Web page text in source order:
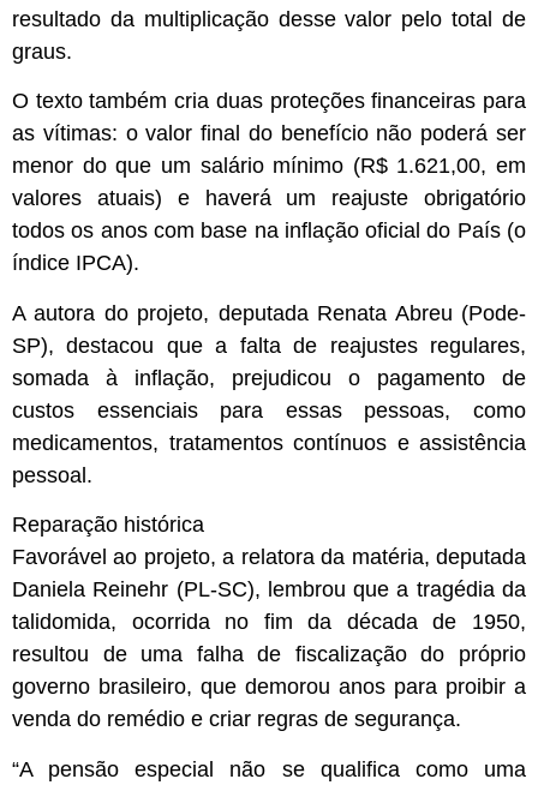
resultado da multiplicação desse valor pelo total de
graus.
O texto também cria duas proteções financeiras para
as vítimas: o valor final do benefício não poderá ser
menor do que um salário mínimo (R$ 1.621,00, em
valores atuais) e haverá um reajuste obrigatório
todos os anos com base na inflação oficial do País (o
índice IPCA).
A autora do projeto, deputada Renata Abreu (Pode-
SP), destacou que a falta de reajustes regulares,
somada à inflação, prejudicou o pagamento de
custos essenciais para essas pessoas, como
medicamentos, tratamentos contínuos e assistência
pessoal.
Reparação histórica
Favorável ao projeto, a relatora da matéria, deputada
Daniela Reinehr (PL-SC), lembrou que a tragédia da
talidomida, ocorrida no fim da década de 1950,
resultou de uma falha de fiscalização do próprio
governo brasileiro, que demorou anos para proibir a
venda do remédio e criar regras de segurança.
“A pensão especial não se qualifica como uma